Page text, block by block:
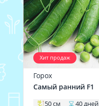
Хит продаж
Горох
Самый ранний F1
50 см 40 дней